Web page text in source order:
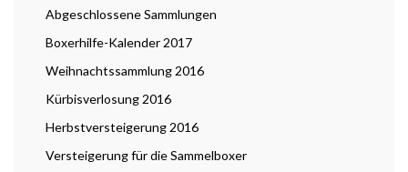
Abgeschlossene Sammlungen
Boxerhilfe-Kalender 2017
Weihnachtssammlung 2016
Kürbisverlosung 2016
Herbstversteigerung 2016
Versteigerung für die Sammelboxer